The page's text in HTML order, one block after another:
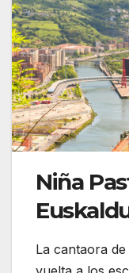
Niña
La cantaora